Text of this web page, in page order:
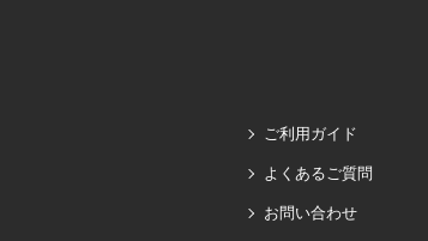
ご利用ガイド
よくあるご質問
お問い合わせ